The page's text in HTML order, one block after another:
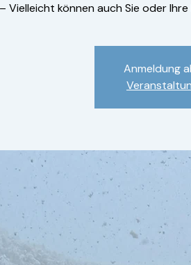
– Vielleicht können auch Sie oder
Anmeldung